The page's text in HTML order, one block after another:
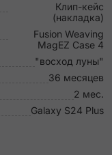
Клип-кейс
(накладка)
Fusion Weaving
MagEZ Case 4
"восход луны"
36 месяцев
2 мес.
Galaxy S24 Plus